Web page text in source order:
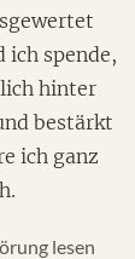
ich spende,
hinter
bestärkt
ich ganz
lesen